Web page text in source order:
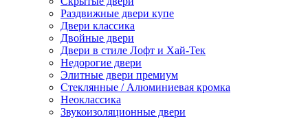
Раздвижные двери купе
Двери классика
Двойные двери
Двери в стиле Лофт и Хай-Тек
Недорогие двери
Элитные двери премиум
Стеклянные / Алюминиевая кромка
Неоклассика
Звукоизоляционные двери